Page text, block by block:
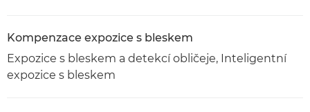
Kompenzace expozice s bleskem
Expozice s bleskem a detekcí obličeje, Inteligentní
expozice s bleskem